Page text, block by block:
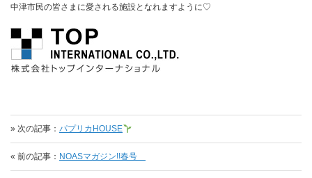
中津市民の皆さまに愛される施設となれますように♡
» 次の記事： パプリカHOUSE
« 前の記事： NOASマガジン!!春号